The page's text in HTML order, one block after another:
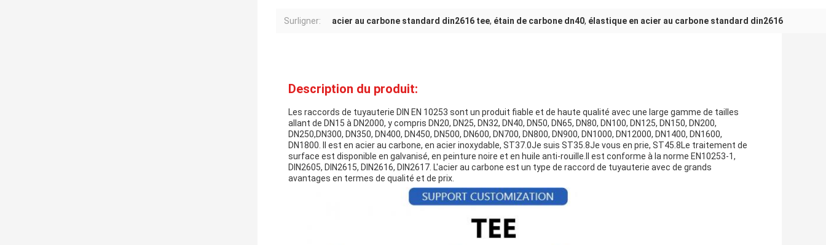
Surligner: acier au carbone standard din2616 tee, étain de carbone dn40, élastique en acier au carbone standard din2616
Description du produit:
Les raccords de tuyauterie DIN EN 10253 sont un produit fiable et de haute qualité avec une large gamme de tailles
allant de DN15 à DN2000, y compris DN20, DN25, DN32, DN40, DN50, DN65, DN80, DN100, DN125, DN150, DN200,
DN250,DN300, DN350, DN400, DN450, DN500, DN600, DN700, DN800, DN900, DN1000, DN12000, DN1400, DN1600,
DN1800. Il est en acier au carbone, en acier inoxydable, ST37.0Je suis ST35.8Je vous en prie, ST45.8Le traitement de
surface est disponible en galvanisé, en peinture noire et en huile anti-rouille.Il est conforme à la norme EN10253-1,
DIN2605, DIN2615, DIN2616, DIN2617. L'acier au carbone est un type de raccord de tuyauterie avec de grands
avantages en termes de qualité et de prix.